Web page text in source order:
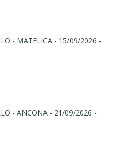
- MATELICA - 15/09/2026 -
- ANCONA - 21/09/2026 -